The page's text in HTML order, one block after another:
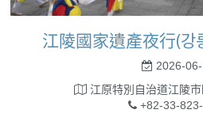
江陵國家遺產夜行(강
2026-
江原特別自治道江陵
+82-33-